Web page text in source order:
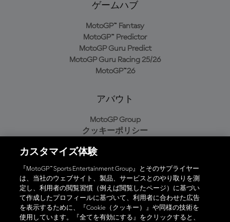
ゲームハブ
MotoGP™ Fantasy
MotoGP™ Predictor
MotoGP Guru Predict
MotoGP Guru Racing 25/26
MotoGP™26
アバウト
MotoGP Group
クッキーポリシー
プライバシーポリシー
購入ポリシー
オフィシャルアプリ
カスタマイズ体験
『MotoGP™ Sports Entertainment Group』とそのサプライヤー
は、当社のウェブサイト、製品、サービスとのやり取りを測
定し、利用者の閲覧習慣（例えば閲覧したページ）に基づい
て作成したプロフィールに基づいて、利用者に合わせた広告
を表示するために、『Cookie（クッキー）』や同様の技術を
使用しています。『全てを有効にする』をクリックすると、